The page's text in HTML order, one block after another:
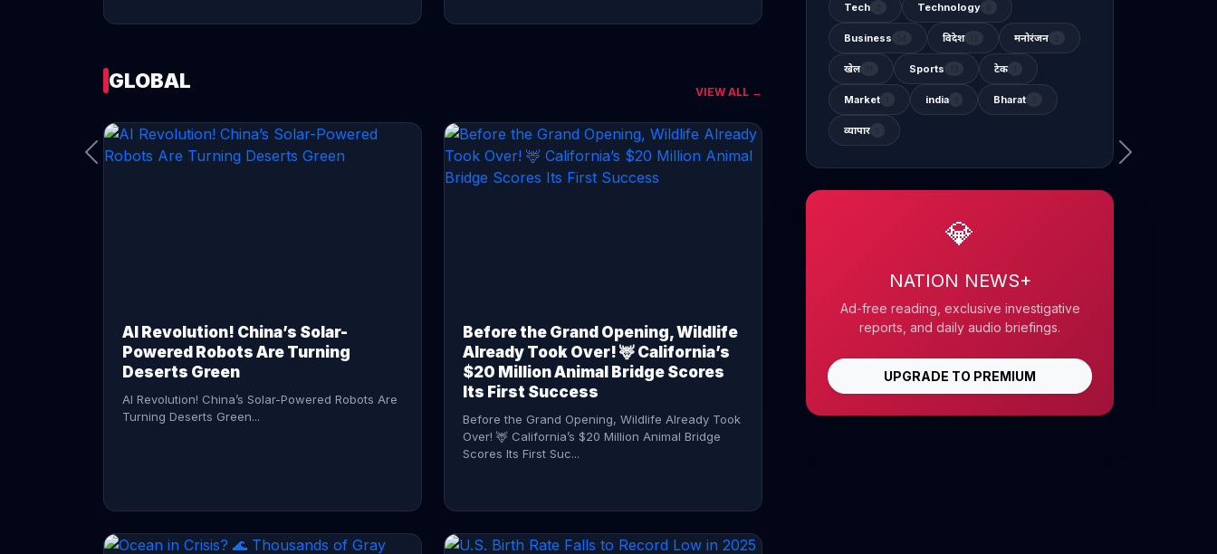
CONTINUE READING →
GLOBAL VIEW ALL →
AI Revolution! China’s Solar-
Powered Robots Are Turning
Deserts Green
AI Revolution! China’s Solar-Powered Robots Are
Turning Deserts Green...
Before the Grand Opening, Wildlife
Already Took Over! 🦌 California’s
$20 Million Animal Bridge Scores
Its First Success
Before the Grand Opening, Wildlife Already Took
Over! 🦌 California’s $20 Million Animal Bridge
Scores Its First Suc...
Tech Technology
Business विदेश मनोरंजन
खेल Sports टेक
Market india Bharat
व्यापार
💎
NATION NEWS+
Ad-free reading, exclusive investigative
reports, and daily audio briefings.
UPGRADE TO PREMIUM